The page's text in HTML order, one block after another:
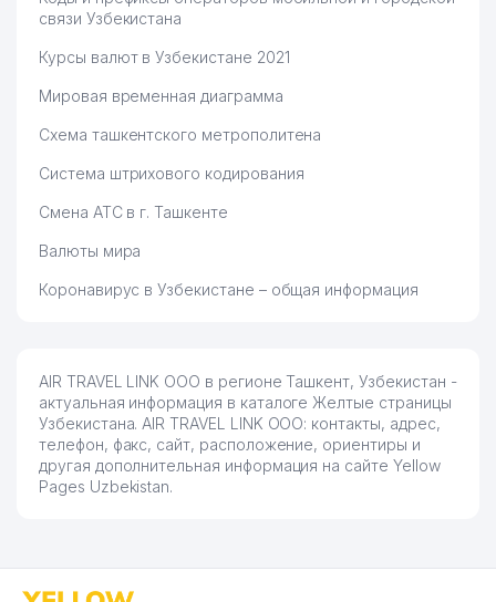
связи Узбекистана
Курсы валют в Узбекистане 2021
Мировая временная диаграмма
Схема ташкентского метрополитена
Система штрихового кодирования
Смена АТС в г. Ташкенте
Валюты мира
Коронавирус в Узбекистане – общая информация
AIR TRAVEL LINK ООО в регионе Ташкент, Узбекистан -
актуальная информация в каталоге Желтые страницы
Узбекистана. AIR TRAVEL LINK ООО: контакты, адрес,
телефон, факс, сайт, расположение, ориентиры и
другая дополнительная информация на сайте Yellow
Pages Uzbekistan.